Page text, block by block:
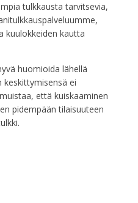
tulkkausta tarvitsevia,
kuulokkeiden kautta
huomioida lähellä
ei
että kuiskaaminen
pidempään tilaisuuteen